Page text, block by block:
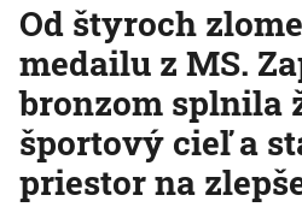
Od štyroch
medailu z MS.
bronzom splnila
športový cieľ a
priestor na